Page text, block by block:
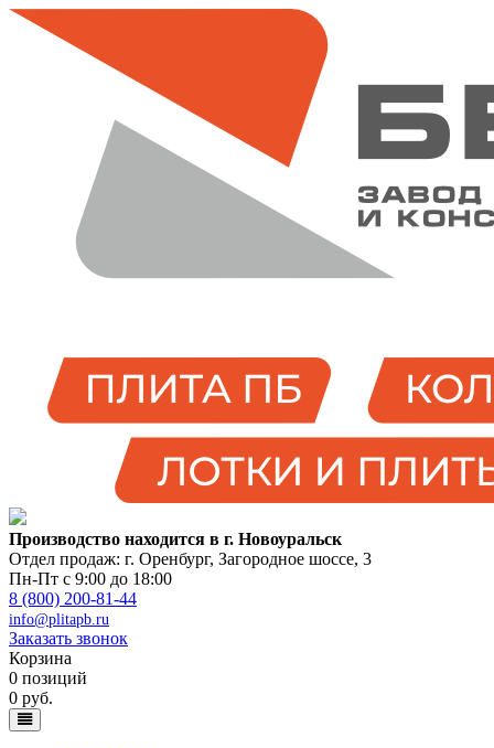
Производство находится в г. Новоуральск
Отдел продаж: г. Оренбург, Загородное шоссе, 3
Пн-Пт с 9:00 до 18:00
8 (800) 200-81-44
info@plitapb.ru
Заказать звонок
Корзина
0 позиций
0 руб.